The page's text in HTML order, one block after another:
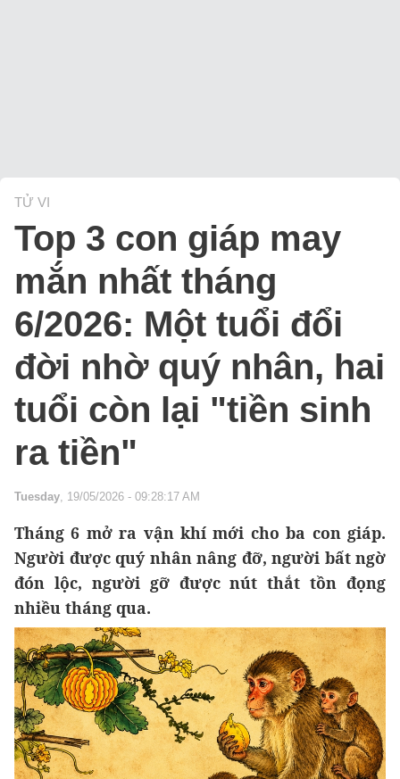
TỬ VI
Top 3 con giáp may
mắn nhất tháng
6/2026: Một tuổi đổi
đời nhờ quý nhân, hai
tuổi còn lại "tiền sinh
ra tiền"
Tuesday, 19/05/2026 - 09:28:17 AM
Tháng 6 mở ra vận khí mới cho ba con giáp.
Người được quý nhân nâng đỡ, người bất ngờ
đón lộc, người gỡ được nút thắt tồn đọng
nhiều tháng qua.